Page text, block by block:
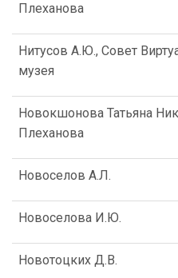
Плеханова
Нитусов А.Ю., Совет
музея
Новокшонова Татьяна
Плеханова
Новоселов А.Л.
Новоселова И.Ю.
Новотоцких Д.В.